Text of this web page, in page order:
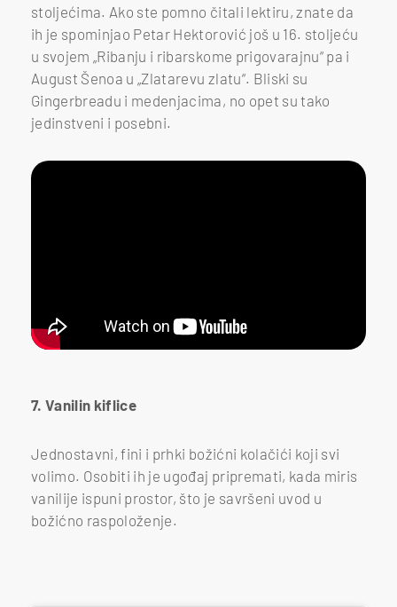
stoljećima. Ako ste pomno čitali lektiru, znate da
ih je spominjao Petar Hektorović još u 16. stoljeću
u svojem „Ribanju i ribarskome prigovarajnu“ pa i
August Šenoa u „Zlatarevu zlatu“. Bliski su
Gingerbreadu i medenjacima, no opet su tako
jedinstveni i posebni.
7. Vanilin kiflice
Jednostavni, fini i prhki božićni kolačići koji svi
volimo. Osobiti ih je ugođaj pripremati, kada miris
vanilije ispuni prostor, što je savršeni uvod u
božićno raspoloženje.